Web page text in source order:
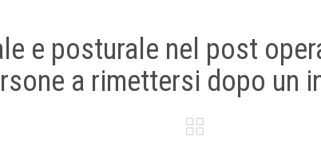
e posturale nel post
a rimettersi dopo un
